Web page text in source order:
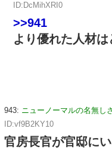
ID:DcMihXRI0
>>941
より優れた人材
943: ニューノーマルの名無し
ID:vf9B2KY10
官房長官が官邸に